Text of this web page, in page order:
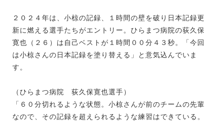
２０２４年は、小椋の記録、１時間の壁を破り日本記録更
新に燃える選手たちがエントリー。ひらまつ病院の荻久保
寛也（２６）は自己ベストが１時間００分４３秒。「今回
は小椋さんの日本記録を塗り替える」と意気込んでいま
す。
（ひらまつ病院 荻久保寛也選手）
「６０分切れるような状態。小椋さんが前のチームの先輩
なので、その記録を超えられるような練習はできている。